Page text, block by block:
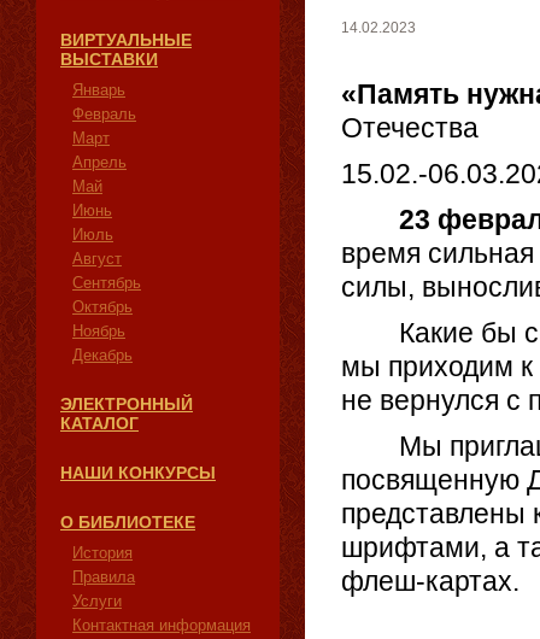
ВИРТУАЛЬНЫЕ
ВЫСТАВКИ
Январь
Февраль
Март
Апрель
Май
Июнь
Июль
Август
Сентябрь
Октябрь
Ноябрь
Декабрь
ЭЛЕКТРОННЫЙ
КАТАЛОГ
НАШИ КОНКУРСЫ
О БИБЛИОТЕКЕ
История
Правила
Услуги
Контактная информация
14.02.2023
«Память
Отечества
15.02.-
23
время сильная
силы,
Какие бы
мы приходим к
не вернулся с
Мы
посвященную
представлены
шрифтами, а
флеш-картах.